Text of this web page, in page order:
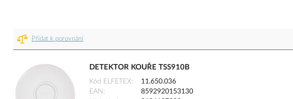
Přidat k porovnání
DETEKTOR KOUŘE TSS910B
Kód ELFETEX
11.650.036
EAN
8592920153130